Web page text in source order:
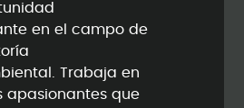
en el campo de
Trabaja en
apasionantes que